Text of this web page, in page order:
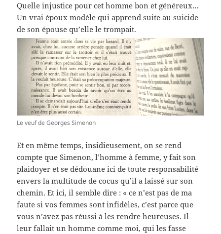
Quelle injustice pour cet homme bon et généreux…
Un vrai époux modèle qui apprend suite au suicide
de son épouse qu’elle le trompait.
Le veuf de Georges Simenon
Et en même temps, insidieusement, on se rend
compte que Simenon, l’homme à femme, y fait son
plaidoyer et se dédouane ici de toute responsabilité
envers la multitude de cocus qu’il a laissé sur son
chemin. Et ici, il semble dire : « ce n’est pas de ma
faute si vos femmes sont infidèles, c’est parce que
vous n’avez pas réussi à les rendre heureuses. Il
leur fallait un homme comme moi, qui les fasse